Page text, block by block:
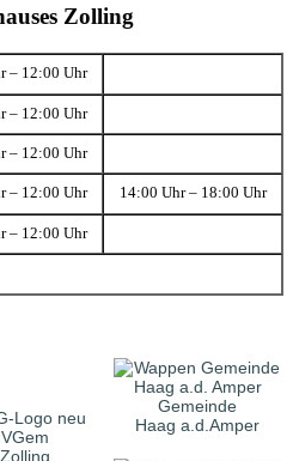
Zolling
– 12:00 Uhr
– 12:00 Uhr
– 12:00 Uhr
– 12:00 Uhr 14:00 Uhr – 18:00 Uhr
– 12:00 Uhr
VGem
Zolling
Gemeinde
Haag a.d.Amper